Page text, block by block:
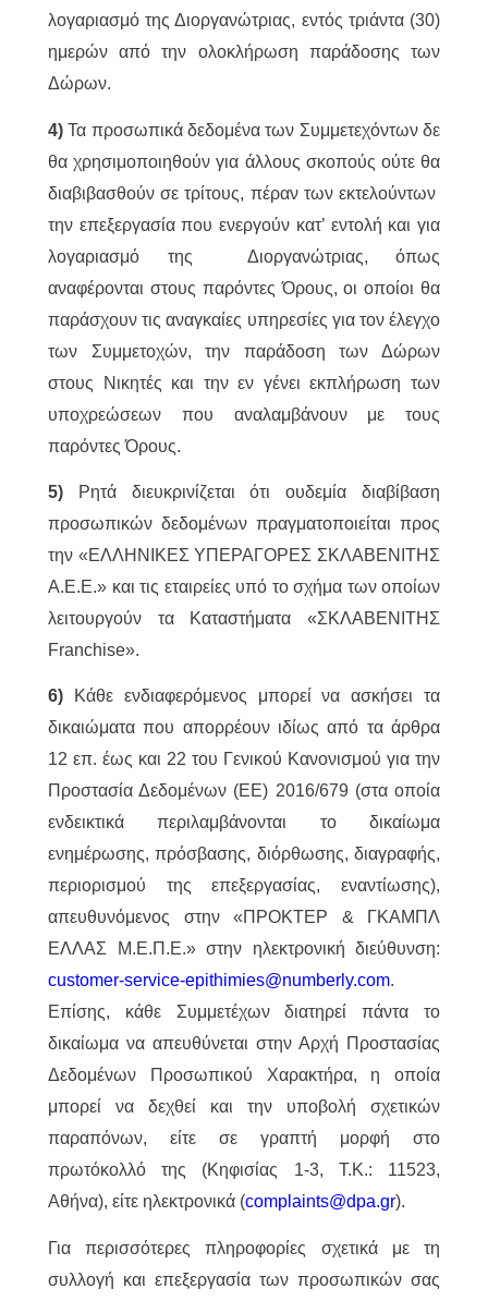
λογαριασμό της Διοργανώτριας, εντός τριάντα (30)
ημερών από την ολοκλήρωση παράδοσης των
Δώρων.
4)Τα προσωπικά δεδομένα των Συμμετεχόντων δε
θα χρησιμοποιηθούν για άλλους σκοπούς ούτε θα
διαβιβασθούν σε τρίτους, πέραν των εκτελούντων
την επεξεργασία που ενεργούν κατ’ εντολή και για
λογαριασμό της Διοργανώτριας, όπως
αναφέρονται στους παρόντες Όρους, οι οποίοι θα
παράσχουν τις αναγκαίες υπηρεσίες για τον έλεγχο
των Συμμετοχών, την παράδοση των Δώρων
στους Νικητές και την εν γένει εκπλήρωση των
υποχρεώσεων που αναλαμβάνουν με τους
παρόντες Όρους.
5)
Ρητά διευκρινίζεται ότι ουδεμία διαβίβαση
προσωπικών δεδομένων πραγματοποιείται προς
την «ΕΛΛΗΝΙΚΕΣ ΥΠΕΡΑΓΟΡΕΣ ΣΚΛΑΒΕΝΙΤΗΣ
Α.Ε.Ε.» και τις εταιρείες υπό το σχήμα των οποίων
λειτουργούν τα Καταστήματα «ΣΚΛΑΒΕΝΙΤΗΣ
Franchise».
6)
Κάθε ενδιαφερόμενος μπορεί να ασκήσει τα
δικαιώματα που απορρέουν ιδίως από τα άρθρα
12 επ. έως και 22 του Γενικού Κανονισμού για την
Προστασία Δεδομένων (ΕΕ) 2016/679 (στα οποία
ενδεικτικά περιλαμβάνονται το δικαίωμα
ενημέρωσης, πρόσβασης, διόρθωσης, διαγραφής,
περιορισμού της επεξεργασίας, εναντίωσης),
απευθυνόμενος στην «ΠΡΟΚΤΕΡ & ΓΚΑΜΠΛ
ΕΛΛΑΣ M.Ε.Π.Ε.» στην ηλεκτρονική διεύθυνση:
customer-service-epithimies@numberly.com.
Επίσης, κάθε Συμμετέχων διατηρεί πάντα το
δικαίωμα να απευθύνεται στην Αρχή Προστασίας
Δεδομένων Προσωπικού Χαρακτήρα, η οποία
μπορεί να δεχθεί και την υποβολή σχετικών
παραπόνων, είτε σε γραπτή μορφή στο
πρωτόκολλό της (Κηφισίας 1-3, Τ.Κ.: 11523,
Αθήνα), είτε ηλεκτρονικά (complaints@dpa.gr).
Για περισσότερες πληροφορίες σχετικά με τη
συλλογή και επεξεργασία των προσωπικών σας